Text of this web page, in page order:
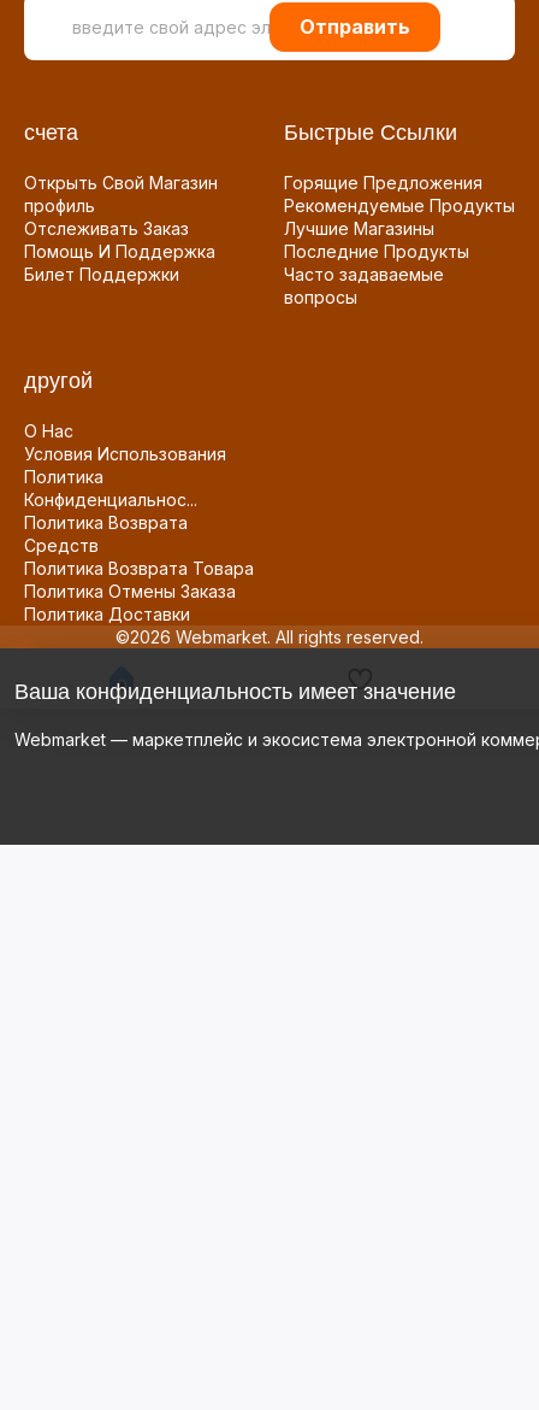
Отправить
счета
Открыть Свой Магазин
профиль
Отслеживать Заказ
Помощь И Поддержка
Билет Поддержки
Быстрые Ссылки
Горящие Предложения
Рекомендуемые Продукты
Лучшие Магазины
Последние Продукты
Часто задаваемые
вопросы
другой
О Нас
Условия Использования
Политика
Конфиденциальнос...
Политика Возврата
Средств
Политика Возврата Товара
Политика Отмены Заказа
Политика Доставки
©2026 Webmarket. All rights reserved.
Ваша конфиденциальность имеет значение
Webmarket — маркетплейс и экосистема электронной